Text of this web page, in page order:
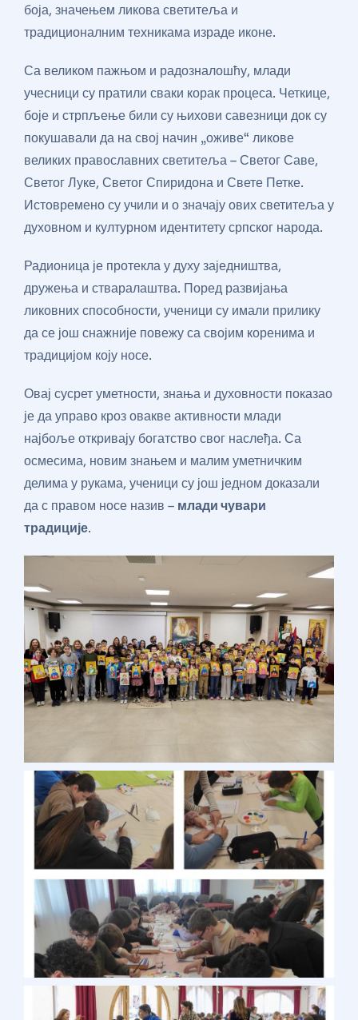
боја, значењем ликова светитеља и
традиционалним техникама израде иконе.
Са великом пажњом и радозналошћу, млади
учесници су пратили сваки корак процеса. Четкице,
боје и стрпљење били су њихови савезници док су
покушавали да на свој начин „оживе“ ликове
великих православних светитеља – Светог Саве,
Светог Луке, Светог Спиридона и Свете Петке.
Истовремено су учили и о значају ових светитеља у
духовном и културном идентитету српског народа.
Радионица је протекла у духу заједништва,
дружења и стваралаштва. Поред развијања
ликовних способности, ученици су имали прилику
да се још снажније повежу са својим коренима и
традицијом коју носе.
Овај сусрет уметности, знања и духовности показао
је да управо кроз овакве активности млади
најбоље откривају богатство свог наслеђа. Са
осмесима, новим знањем и малим уметничким
делима у рукама, ученици су још једном доказали
да с правом носе назив – млади чувари
традиције.